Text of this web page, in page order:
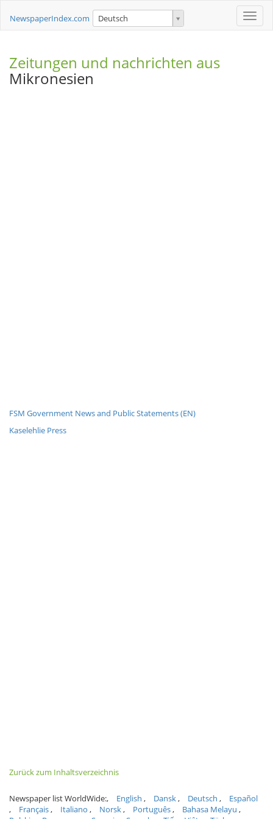
Toggle
NewspaperIndex.com Deutsch
Zeitungen und nachrichten aus
Mikronesien
FSM Government News and Public Statements (EN)
Kaselehlie Press
Zurück zum Inhaltsverzeichnis
Newspaper list WorldWide: English Dansk Deutsch
Español
Français
Italiano Norsk Português
Bahasa Melayu